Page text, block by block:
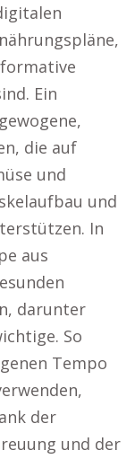
Ein
die auf
und
und
In
aus
darunter
So
Tempo
der
und der